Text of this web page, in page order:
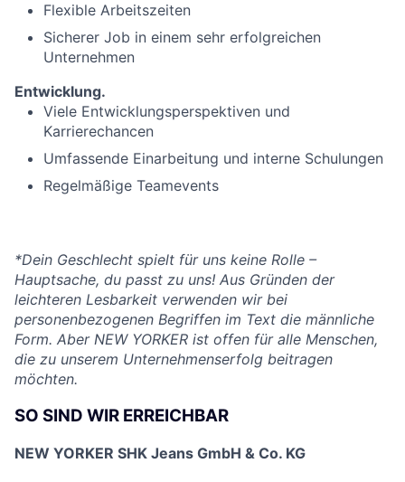
Flexible Arbeitszeiten
Sicherer Job in einem sehr erfolgreichen
Unternehmen
Entwicklung.
Viele Entwicklungsperspektiven und
Karrierechancen
Umfassende Einarbeitung und interne Schulungen
Regelmäßige Teamevents
*Dein Geschlecht spielt für uns keine Rolle –
Hauptsache, du passt zu uns! Aus Gründen der
leichteren Lesbarkeit verwenden wir bei
personenbezogenen Begriffen im Text die männliche
Form. Aber NEW YORKER ist offen für alle Menschen,
die zu unserem Unternehmenserfolg beitragen
möchten.
SO SIND WIR ERREICHBAR
NEW YORKER SHK Jeans GmbH & Co. KG